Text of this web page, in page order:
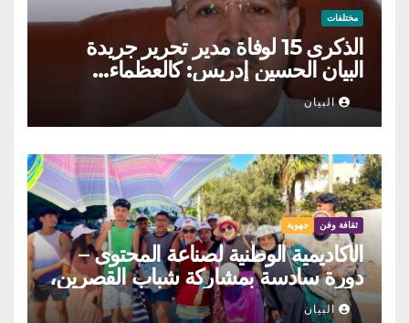
مختلفات
الذكرى 15 لوفاة مدير تحرير جريدة
البيان الحسين إدريس: كالعظماء…
عاش شامخا ورحل واقفا
البيان
ثقافة وفن جهوية
الأكاديمية الوطنية لصناعة المحتوى –
دورة سادسة بمشاركة شباب القصرين،
المنستير والمهدية
البيان